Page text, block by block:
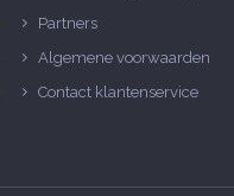
Partners
Algemene voorwaarden
Contact klantenservice